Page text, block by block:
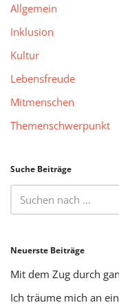
Allgemein
Inklusion
Kultur
Lebensfreude
Mitmenschen
Themenschwerpunkt
Suche Beiträge
Neuerste Beiträge
Mit dem Zug durch
Ich träume mich an